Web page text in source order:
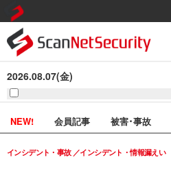
2026.08.07(金)
NEW! 会員記事 被害･事故
インシデント・事故 インシデント・情報漏えい